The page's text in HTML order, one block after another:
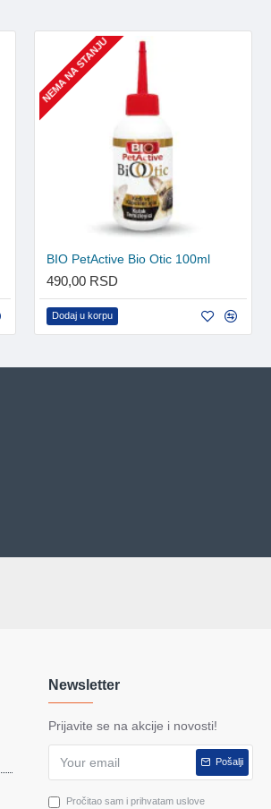
NEMA NA STANJU
BIO PetActive Bio Otic 100ml
490,00 RSD
Dodaj u korpu
Newsletter
Prijavite se na akcije i novosti!
Pošalji
Pročitao sam i prihvatam uslove